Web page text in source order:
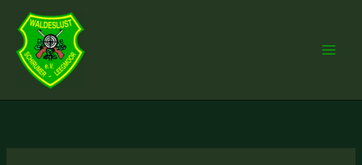
Inhalt
springen